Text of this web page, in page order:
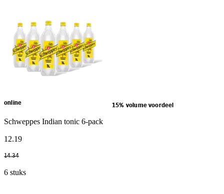
online 15% volume voordeel
Schweppes Indian tonic 6-pack
12.19
14.34
6 stuks